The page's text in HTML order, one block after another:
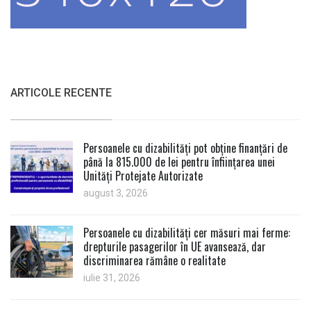
ARTICOLE RECENTE
Persoanele cu dizabilități pot obține finanțări de
până la 815.000 de lei pentru înființarea unei
Unități Protejate Autorizate
august 3, 2026
Persoanele cu dizabilități cer măsuri mai ferme:
drepturile pasagerilor în UE avansează, dar
discriminarea rămâne o realitate
iulie 31, 2026